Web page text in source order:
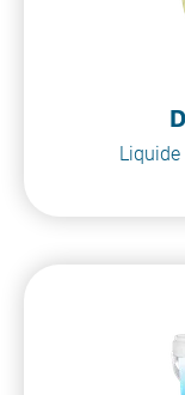
Liquide